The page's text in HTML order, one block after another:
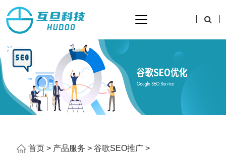
首页 > 产品服务 > 谷歌SEO推广 >